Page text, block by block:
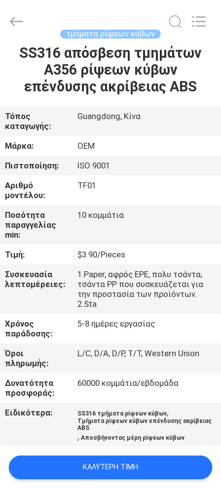
ΣΠΊΤΙ
ΠΡΟΪΌΝΤΑ
ΣΧΕΤΙΚΆ
ΜΕ
ΕΜΆΣ
ΕΠΙΣΚΈΨΕΙΣ
ΣΤΟ
ΕΡΓΟΣΤΆΣΙΟ
ΈΛΕΓΧΟΣ
ΠΟΙΌΤΗΤΑΣ
ΕΠΙΚΟΙΝΩΝΉΣΤΕ
ΜΑΣ
ΕΙΔΉΣΕΙΣ
ΖΗΤΉΣΤΕ
ΜΙΑ
ΧΆΡΤΗΣ
ΙΣΤΟΣΕΛΊΔΑΣ
Tuofa
Technology
Reserved.
τμήματα ρίψεων κύβων
SS316 απόσβεση τμημάτων
A356 ρίψεων κύβων
επένδυσης ακρίβειας ABS
Τόπος
καταγωγής:
Guangdong, Κίνα
Μάρκα:
OEM
Πιστοποίηση:
ISO 9001
Αριθμό
μοντέλου:
TF01
Ποσότητα
παραγγελίας
min:
10 κομμάτια
Τιμή:
$3.90/Pieces
Συσκευασία
λεπτομέρειες:
1.Paper, αφρός EPE, πολυ τσάντα,
τσάντα PP που συσκευάζεται για
την προστασία των προϊόντων.
2.Sta
Χρόνος
παράδοσης:
5-8 ημέρες εργασίας
Όροι
πληρωμής:
L/C, D/A, D/P, T/T, Western Union
Δυνατότητα
προσφοράς:
60000 κομμάτια/εβδομάδα
Ειδικότερα: SS316 τμήματα ρίψεων κύβων,
Τμήματα ρίψεων κύβων επένδυσης ακρίβειας
ABS
,Αποσβήνοντας μέρη ρίψεων κύβων
ΚΑΛΎΤΕΡΗ ΤΙΜΉ